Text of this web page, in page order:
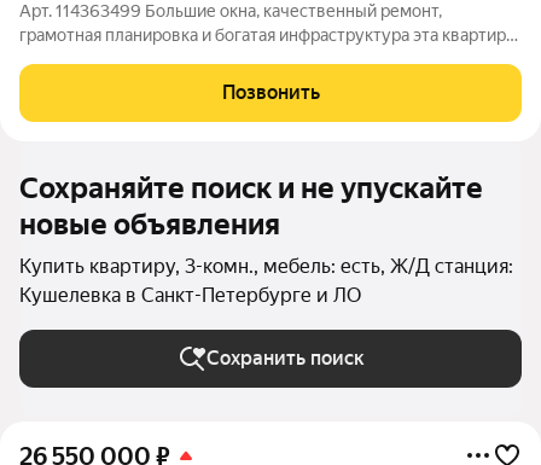
Арт. 114363499 Большие окна, качественный ремонт,
грамотная планировка и богатая инфраструктура эта квартира
готовый дом и сразу начать наслаждаться комфортной жизнью
в престижном районе.
Позвонить
Сохраняйте поиск и не упускайте
новые объявления
Купить квартиру, 3-комн., мебель: есть, Ж/Д станция:
Кушелевка в Санкт-Петербурге и ЛО
Сохранить поиск
26 550 000 ₽